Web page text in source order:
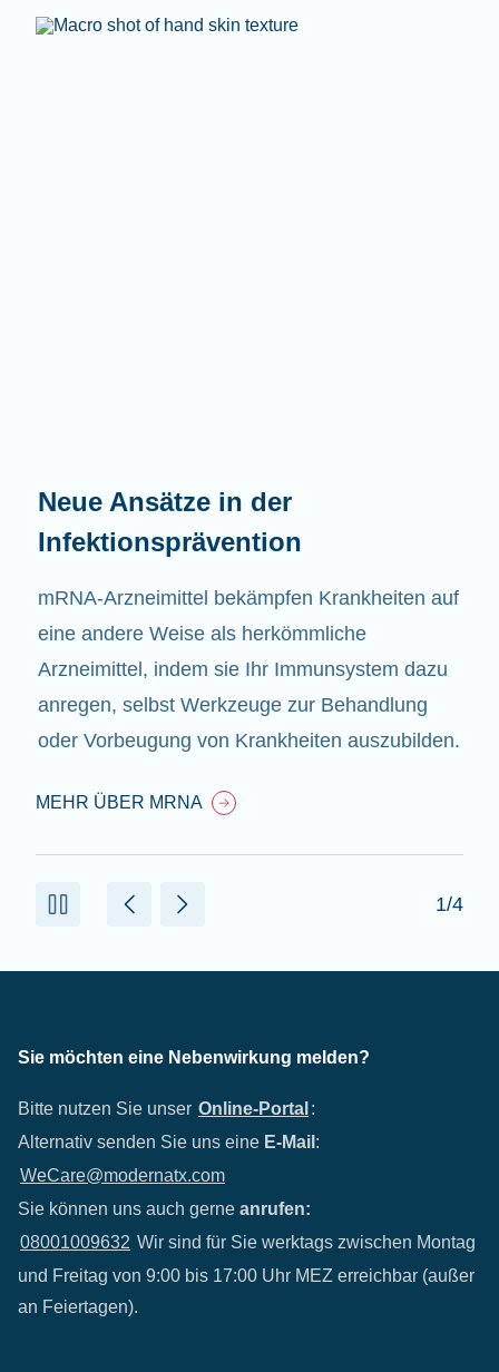
Neue Ansätze in der
Infektionsprävention
mRNA-Arzneimittel bekämpfen Krankheiten auf
eine andere Weise als herkömmliche
Arzneimittel, indem sie Ihr Immunsystem dazu
anregen, selbst Werkzeuge zur Behandlung
oder Vorbeugung von Krankheiten auszubilden.
MEHR ÜBER MRNA
1/4
Sie möchten eine Nebenwirkung melden?
Bitte nutzen Sie unser Online-Portal :
Alternativ senden Sie uns eine E-Mail :
WeCare@modernatx.com
Sie können uns auch gerne anrufen:
08001009632 Wir sind für Sie werktags zwischen Montag
und Freitag von 9:00 bis 17:00 Uhr MEZ erreichbar (außer
an Feiertagen).